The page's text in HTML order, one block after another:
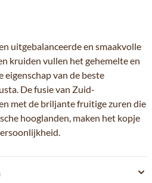
uitgebalanceerde en smaakvolle
kruiden vullen het gehemelte en
van de beste
De fusie van Zuid-
met de briljante fruitige zuren die
hooglanden, maken het kopje